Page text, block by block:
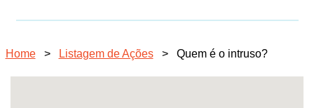
Home > Listagem de Ações > Quem é o intruso?